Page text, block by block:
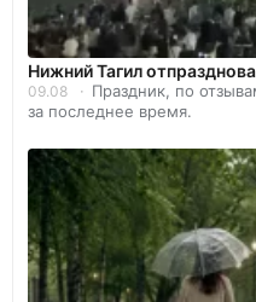
Нижний Тагил
09.08
Праздник, по
за последнее время.